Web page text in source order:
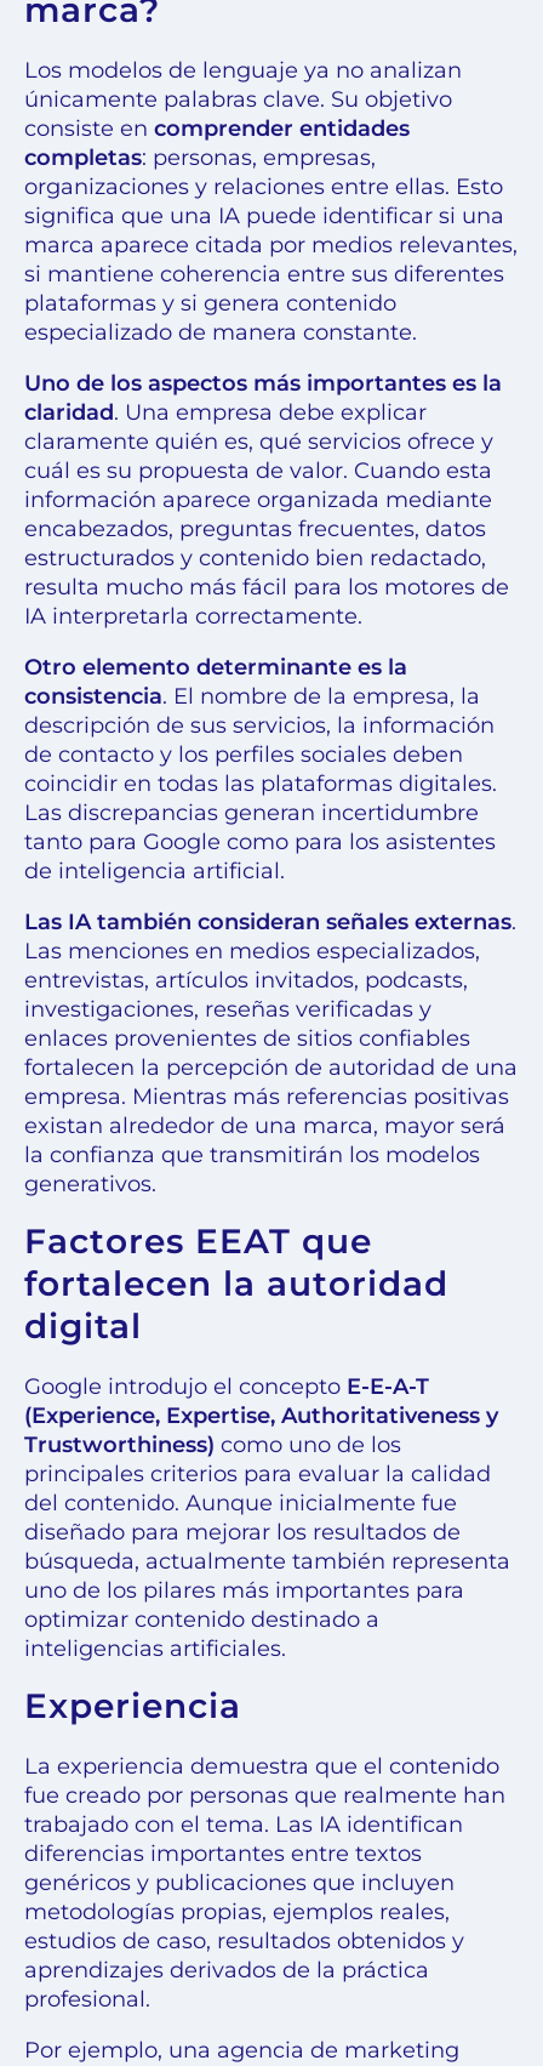
marca?
Los modelos de lenguaje ya no analizan
únicamente palabras clave. Su objetivo
consiste en comprender entidades
completas: personas, empresas,
organizaciones y relaciones entre ellas. Esto
significa que una IA puede identificar si una
marca aparece citada por medios relevantes,
si mantiene coherencia entre sus diferentes
plataformas y si genera contenido
especializado de manera constante.
Uno de los aspectos más importantes es la
claridad. Una empresa debe explicar
claramente quién es, qué servicios ofrece y
cuál es su propuesta de valor. Cuando esta
información aparece organizada mediante
encabezados, preguntas frecuentes, datos
estructurados y contenido bien redactado,
resulta mucho más fácil para los motores de
IA interpretarla correctamente.
Otro elemento determinante es la
consistencia. El nombre de la empresa, la
descripción de sus servicios, la información
de contacto y los perfiles sociales deben
coincidir en todas las plataformas digitales.
Las discrepancias generan incertidumbre
tanto para Google como para los asistentes
de inteligencia artificial.
Las IA también consideran señales externas.
Las menciones en medios especializados,
entrevistas, artículos invitados, podcasts,
investigaciones, reseñas verificadas y
enlaces provenientes de sitios confiables
fortalecen la percepción de autoridad de una
empresa. Mientras más referencias positivas
existan alrededor de una marca, mayor será
la confianza que transmitirán los modelos
generativos.
Factores EEAT que
fortalecen la autoridad
digital
Google introdujo el concepto E-E-A-T
(Experience, Expertise, Authoritativeness y
Trustworthiness) como uno de los
principales criterios para evaluar la calidad
del contenido. Aunque inicialmente fue
diseñado para mejorar los resultados de
búsqueda, actualmente también representa
uno de los pilares más importantes para
optimizar contenido destinado a
inteligencias artificiales.
Experiencia
La experiencia demuestra que el contenido
fue creado por personas que realmente han
trabajado con el tema. Las IA identifican
diferencias importantes entre textos
genéricos y publicaciones que incluyen
metodologías propias, ejemplos reales,
estudios de caso, resultados obtenidos y
aprendizajes derivados de la práctica
profesional.
Por ejemplo, una agencia de marketing